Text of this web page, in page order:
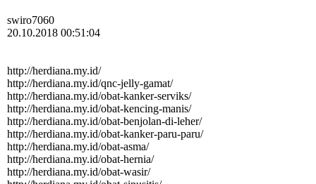
swiro7060
20.10.2018 00:51:04
http://herdiana.my.id/
http:­//­herdiana.­my.­id/­qnc-­jelly-­gamat/­
http:­//­herdiana.­my.­id/­obat-­kanker-­serviks/­
http:­//­herdiana.­my.­id/­obat-­kencing-­manis/­
http:­//­herdiana.­my.­id/­obat-­benjolan-­di-­leher/­
http:­//­herdiana.­my.­id/­obat-­kanker-­paru-­paru/­
http:­//­herdiana.­my.­id/­obat-­asma/­
http:­//­herdiana.­my.­id/­obat-­hernia/­
http:­//­herdiana.­my.­id/­obat-­wasir/­